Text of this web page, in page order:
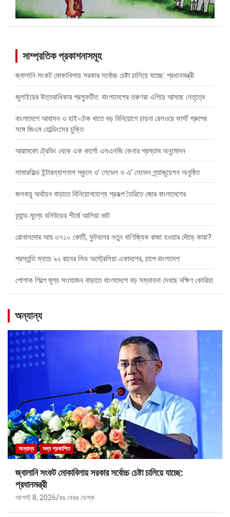
সাম্প্রতিক প্রকাশনাসমূহ
জ্বালানি সংকট মোকাবিলায় সরকার সর্বোচ্চ চেষ্টা চালিয়ে যাচ্ছে: প্রধানমন্ত্রী
জুলাইয়ের উত্তরাধিকার প্রস্ফুটিত: বাংলাদেশের তরুণরা এগিয়ে আসছে নেতৃত্বে
বাংলাদেশে আবাসন ও হাই-টেক খাতে বড় বিনিয়োগে চায়না রেলওয়ে ফার্স্ট গ্রুপের
সঙ্গে জিএম হোল্ডিংসের চুক্তি
আরামকো ট্রেডিং থেকে এক কার্গো এলএনজি কেনার প্রস্তাব অনুমোদন
সামারফিল্ড ইন্টারন্যাশনাল স্কুলে ও’ লেভেল ও এ’ লেভেল গ্র্যাজুয়েশন অনুষ্ঠিত
জলবায়ু অর্থায়ন বাড়াতে বিনিয়োগযোগ্য প্রকল্প তৈরিতে জোর বাংলাদেশের
ব্র্যান্ড মূল্যে বলিউডের শীর্ষে আলিয়া ভাট
রোনালদোর আয় ৩৭১০ কোটি, ফুটবলের নতুন বাণিজ্যিক রাজা হওয়ার দৌড়ে কারা?
প্রস্তুতি ম্যাচে ৯২ রানের লিড অস্ট্রেলিয়া একাদশের, চাপে বাংলাদেশ
পোশাক শিল্পে মূল্য সংযোজন বাড়াতে বাংলাদেশে বড় সম্ভাবনা দেখছে দক্ষিণ কোরিয়া
অন্যান্য
অন্যান্য সদ্য প্রকাশিত
জ্বালানি সংকট মোকাবিলায় সরকার সর্বোচ্চ চেষ্টা চালিয়ে যাচ্ছে:
প্রধানমন্ত্রী
আগস্ট 8, 2026 রঙ বেরঙ ডেস্ক